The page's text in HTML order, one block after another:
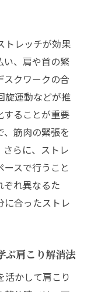
トレッチが効果
い、肩や首の緊
スクワークの合
旋運動などが推
することが重要
筋肉の緊張を
らに、ストレ
スで行うこと
ぞれ異なるた
に合ったストレ
ぶ肩こり解消法
活かして肩こり